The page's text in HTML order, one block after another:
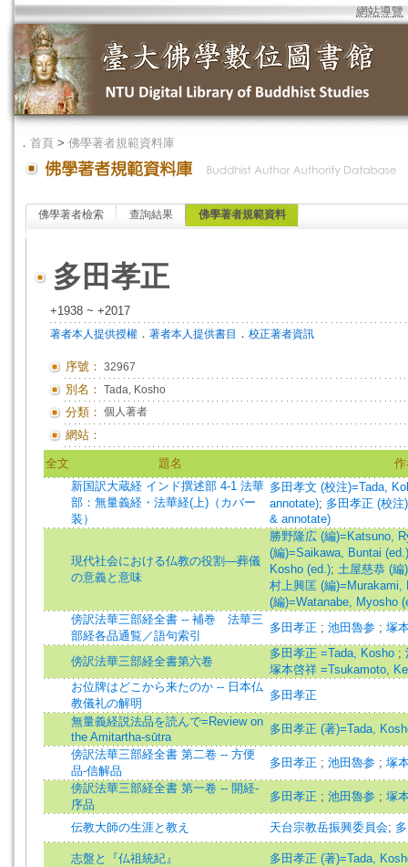
網站導覽
． 首頁 > 佛學著者規範資料庫
佛學著者檢索 查詢結果 佛學著者規範資料
多田孝正
+1938 ~ +2017
著者本人提供授權 ． 著者本人提供書目 ． 校正著者資訊
序號： 32967
別名： Tada, Kosho
分類： 個人著者
網站：
全文 題名
新国訳大蔵経 インド撰述部 4-1 法華
部：無量義経・法華経(上)（カバー
装）
多田孝文 (校注)=Tada,
annotate); 多田孝正 (校
& annotate)
現代社会における仏教の役割―葬儀
の意義と意味
勝野隆広 (編)=Katsuno,
(編)=Saikawa, Buntai (ed.)
Kosho (ed.); 土屋慈恭 (
村上興匡 (編)=Murakami,
(編)=Watanabe, Myosho
傍訳法華三部経全書 -- 補巻 法華三
部経各品通覧／語句索引
多田孝正 ; 池田魯参 ; 塚
傍訳法華三部経全書第六卷
多田孝正 =Tada, Kosho ;
塚本啓祥 =Tsukamoto,
お位牌はどこから来たのか -- 日本仏
教儀礼の解明
多田孝正
無量義経説法品を読んで=Review on
the Amitartha-sūtra
多田孝正 (著)=Tada,
傍訳法華三部経全書 第二卷 -- 方便
品-信解品
多田孝正 ; 池田魯参 ; 塚
傍訳法華三部経全書 第一卷 -- 開経-
序品
多田孝正 ; 池田魯参 ; 塚
伝教大師の生涯と教え 天台宗教岳振興委員会;
志盤と『仏祖統紀』 多田孝正 (著)=Tada,